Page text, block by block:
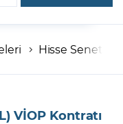
Hisse Senetleri
VİOP Kontratı